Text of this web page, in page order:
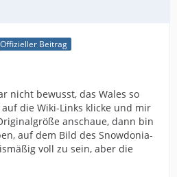
Offizieller Beitrag
nicht bewusst, das Wales so
die Wiki-Links klicke und mir
anschaue, dann bin
auf dem Bild des Snowdonia-
voll zu sein, aber die